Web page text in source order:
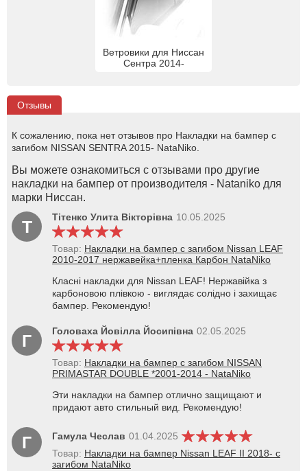
Ветровики для Ниссан
Сентра 2014-
Отзывы
К сожалению, пока нет отзывов про Накладки на бампер с
загибом NISSAN SENTRA 2015- NataNiko.
Вы можете ознакомиться с отзывами про другие
накладки на бампер от производителя - Nataniko для
марки Ниссан.
Т Тітенко Улита Вікторівна 10.05.2025
Товар: Накладки на бампер с загибом Nissan LEAF
2010-2017 нержавейка+пленка Карбон NataNiko
Класні накладки для Nissan LEAF! Нержавійка з
карбоновою плівкою - виглядає солідно і захищає
бампер. Рекомендую!
Г Головаха Йовілла Йосипівна 02.05.2025
Товар: Накладки на бампер с загибом NISSAN
PRIMASTAR DOUBLE *2001-2014 - NataNiko
Эти накладки на бампер отлично защищают и
придают авто стильный вид. Рекомендую!
Г Гамула Чеслав 01.04.2025
Товар: Накладки на бампер Nissan LEAF II 2018- с
загибом NataNiko